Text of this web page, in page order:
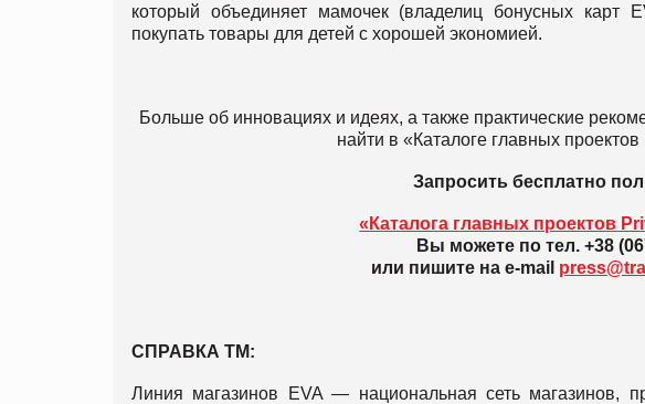
который объединяет мамочек (владелиц бонусных карт
покупать товары для детей с хорошей экономией.
Больше об инновациях и идеях, а также практические
найти в «Каталоге главных
Запросить бесплатно
«Каталога главных проектов
Вы можете по тел. +38
или пишите на e-mail
СПРАВКА ТМ:
Линия магазинов EVA — национальная сеть